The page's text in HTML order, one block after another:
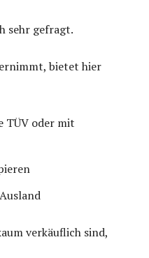
sehr gefragt.
bietet hier
TÜV oder mit
verkäuflich sind,